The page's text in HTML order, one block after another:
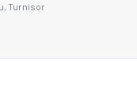
Turnisor